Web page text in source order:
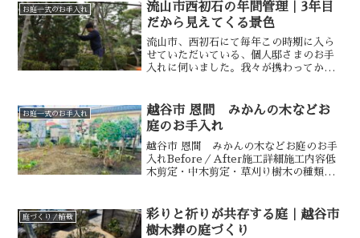
お庭一式のお手入れ
流山市西初石の年間管理｜3年目
だから見えてくる景色
流山市、西初石にて毎年この時期に入ら
せていただいている、個人邸さまのお手
入れに伺いました。我々が携わってから
お庭一式のお手入れ
越谷市 恩間 みかんの木などお
庭のお手入れ
越谷市 恩間 みかんの木などお庭のお手
入れBefore／After施工詳細施工内容低
木剪定・中木剪定・草刈り樹木の種類み
玉県 越谷市 恩間埼玉県越谷市 恩間に
て個人邸様...
庭づくり／植栽
彩りと祈りが共存する庭｜越谷市
樹木葬の庭づくり